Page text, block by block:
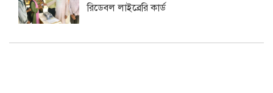
রিডেবল লাইব্রেরি কার্ড